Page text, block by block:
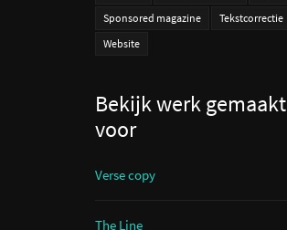
Sponsored magazine
Tekstcorrectie
Website
Bekijk werk gemaakt
voor
Verse copy
The Line